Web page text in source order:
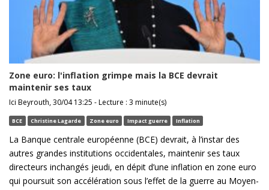
Zone euro: l'inflation grimpe mais la BCE devrait
maintenir ses taux
Ici Beyrouth, 30/04 13:25 - Lecture : 3 minute(s)
BCE Christine Lagarde Zone euro Impact guerre Inflation
La Banque centrale européenne (BCE) devrait, à l’instar des
autres grandes institutions occidentales, maintenir ses taux
directeurs inchangés jeudi, en dépit d’une inflation en zone euro
qui poursuit son accélération sous l’effet de la guerre au Moyen-